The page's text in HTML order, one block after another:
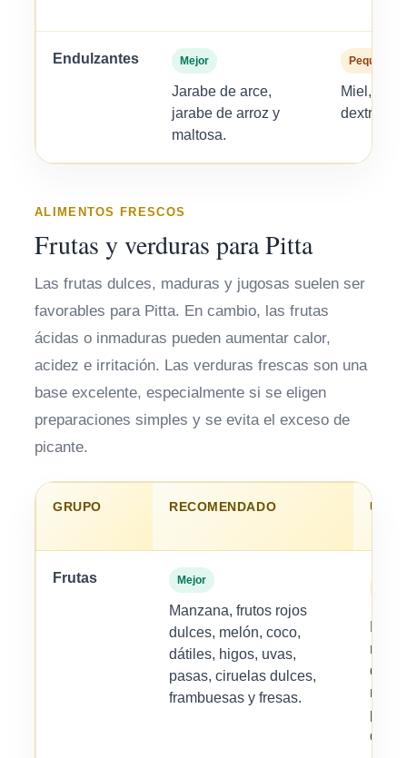
Endulzantes Mejor
Jarabe de arce,
jarabe de arroz y
maltosa.
Pequeñas
Miel,
dextrosa
ALIMENTOS FRESCOS
Frutas y verduras para Pitta
Las frutas dulces, maduras y jugosas suelen ser
favorables para Pitta. En cambio, las frutas
ácidas o inmaduras pueden aumentar calor,
acidez e irritación. Las verduras frescas son una
base excelente, especialmente si se eligen
preparaciones simples y se evita el exceso de
picante.
GRUPO RECOMENDADO USO
Frutas Mejor
Manzana, frutos rojos
dulces, melón, coco,
dátiles, higos, uvas,
pasas, ciruelas dulces,
frambuesas y fresas.